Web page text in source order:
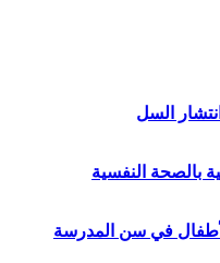
السل
بالصحة النفسية
في سن المدرسة